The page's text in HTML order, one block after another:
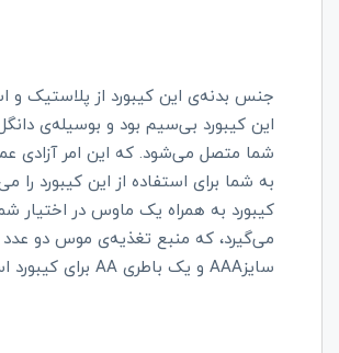
جنس بدنه‌ی این کیبورد از پلاستیک
این کیبورد بی‌سیم بود و بوسیله‌ی
شما متصل می‌شود. که این امر آزادی
به شما برای استفاده از این کیبورد را
کیبورد به همراه یک ماوس در اختیار
می‌گیرد، که منبع تغذیه‌ی موس دو
سایزAAA و یک باطری AA برای کیبورد است.